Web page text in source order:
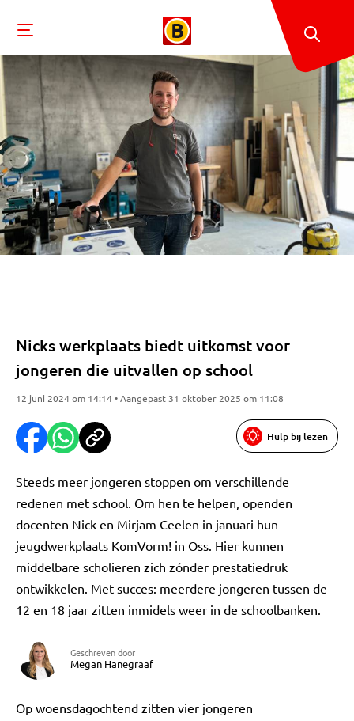
Nicks werkplaats biedt uitkomst voor
jongeren die uitvallen op school
12 juni 2024 om 14:14 • Aangepast 31 oktober 2025 om 11:08
Hulp bij lezen
Steeds meer jongeren stoppen om verschillende
redenen met school. Om hen te helpen, openden
docenten Nick en Mirjam Ceelen in januari hun
jeugdwerkplaats KomVorm! in Oss. Hier kunnen
middelbare scholieren zich zónder prestatiedruk
ontwikkelen. Met succes: meerdere jongeren tussen de
12 en 18 jaar zitten inmidels weer in de schoolbanken.
Geschreven door
Megan Hanegraaf
Op woensdagochtend zitten vier jongeren